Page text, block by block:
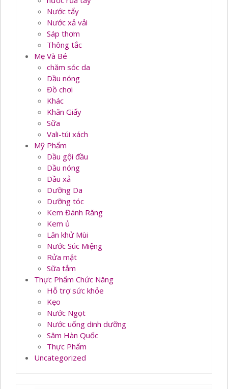
Nước tẩy
Nước xả vải
Sáp thơm
Thông tắc
Mẹ Và Bé
chăm sóc da
Dầu nóng
Đồ chơi
Khác
Khăn Giấy
Sữa
Vali-túi xách
Mỹ Phẩm
Dầu gội đầu
Dầu nóng
Dầu xả
Dưỡng Da
Dưỡng tóc
Kem Đánh Răng
Kem ủ
Lăn khử Mùi
Nước Súc Miệng
Rửa mặt
Sữa tắm
Thực Phẩm Chức Năng
Hỗ trợ sức khỏe
Kẹo
Nước Ngọt
Nước uống dinh dưỡng
Sâm Hàn Quốc
Thực Phẩm
Uncategorized